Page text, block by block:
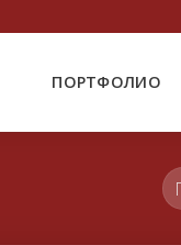
ПОРТФОЛИО